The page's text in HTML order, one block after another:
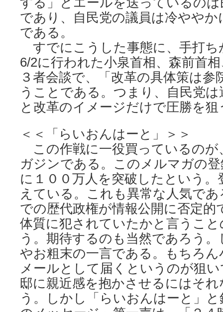
であり、自民党の議員は冷やや
である。
すでにこうした事態に、手打ち
6/2に行われた小泉首相、森前首
３者会談で、「改革の具体策は参
うことである。つまり、自民党
と改革のイメージだけで圧勝を
＜＜「らいおんはーと」＞＞
この作戦に一役買っているのが
ガジンである。このメルマガの
に１００万人を突破したという
えている。これも異常な人気で
での歴代政権が情報公開に否定的
体質に犯されていたかと言うこ
う。期待するのも当然であろう
やお粗末の一言である。もちろ
メールとして届くというのが狙
邸に親近感を抱かさせるにはそ
う。しかし「らいおんはーと」